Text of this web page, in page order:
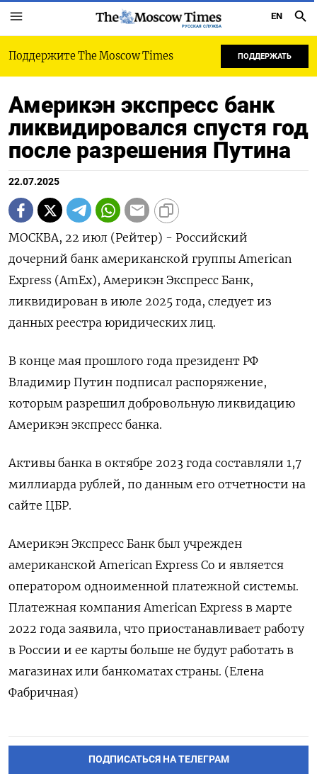
РУССКАЯ СЛУЖБА
EN
Поддержите The Moscow Times ПОДДЕРЖАТЬ
Америкэн экспресс банк
ликвидировался спустя год
после разрешения Путина
22.07.2025
МОСКВА, 22 июл (Рейтер) - Российский
дочерний банк американской группы American
Express (AmEx), Америкэн Экспресс Банк,
ликвидирован в июле 2025 года, следует из
данных реестра юридических лиц.
В конце мая прошлого года президент РФ
Владимир Путин подписал распоряжение,
которым разрешил добровольную ликвидацию
Америкэн экспресс банка.
Активы банка в октябре 2023 года составляли 1,7
миллиарда рублей, по данным его отчетности на
сайте ЦБР.
Америкэн Экспресс Банк был учрежден
американской American Express Co и является
оператором одноименной платежной системы.
Платежная компания American Express в марте
2022 года заявила, что приостанавливает работу
в России и ее карты больше не будут работать в
магазинах или банкоматах страны. (Елена
Фабричная)
ПОДПИСАТЬСЯ НА ТЕЛЕГРАМ